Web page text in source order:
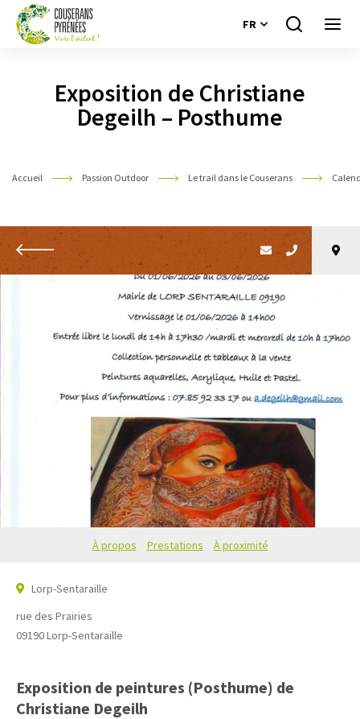
FR
Je
Exposition de Christiane
Degeilh – Posthume
Accueil Passion Outdoor Le trail dans le Couserans
Retour
À propos Prestations À proximité
Lorp-Sentaraille
rue des Prairies
09190Lorp-Sentaraille
Exposition de peintures (Posthume) de
Christiane Degeilh